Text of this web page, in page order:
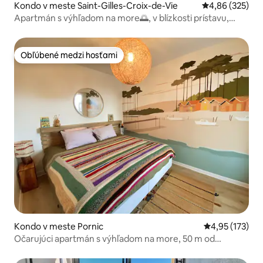
Kondo v meste Saint-Gilles-Croix-de-Vie Priemerné
4,86 (325)
Apartmán s výhľadom na more🌅, v blízkosti prístavu,
Obľúbené medzi hosťami
Obľúbené medzi hosťami
Kondo v meste Pornic Priemerné
4,95 (173)
Očarujúci apartmán s výhľadom na more, 50 m od